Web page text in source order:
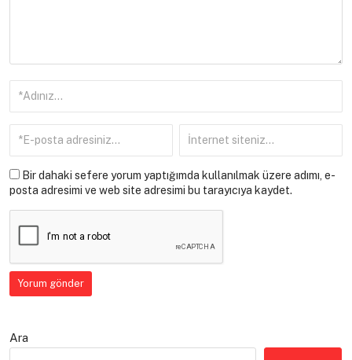
Bir dahaki sefere yorum yaptığımda kullanılmak üzere adımı, e-
posta adresimi ve web site adresimi bu tarayıcıya kaydet.
Ara